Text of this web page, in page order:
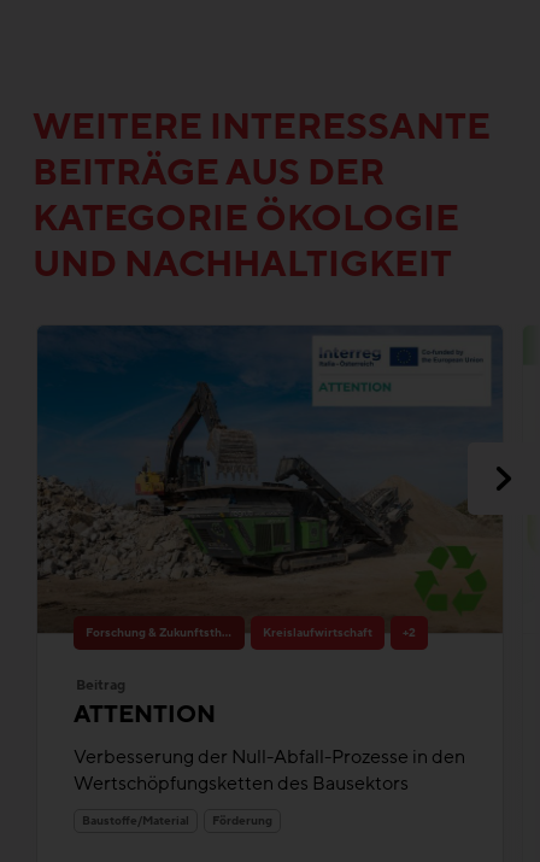
WEITERE INTERESSANTE
BEITRÄGE AUS DER
KATEGORIE ÖKOLOGIE
UND NACHHALTIGKEIT
Forschung & Zukunftsthemen Kreislaufwirtschaft +2
Beitrag
ATTENTION
Verbesserung der Null-Abfall-Prozesse in den
Wertschöpfungsketten des Bausektors
Baustoffe/Material Förderung